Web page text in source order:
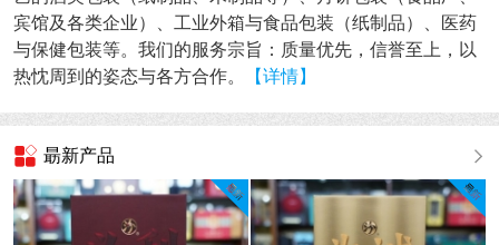
宾馆及各类企业）、工业外箱与食品包装（纸制品）、医药
与保健包装等。我们的服务宗旨：质量优先，信誉至上，以
热忱周到的姿态与各方合作。
【详情】
朂新产品